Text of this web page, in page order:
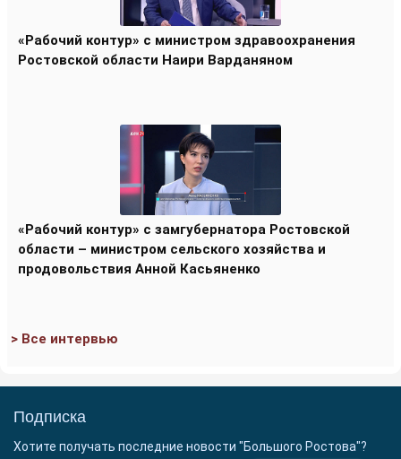
«Рабочий контур» с министром здравоохранения
Ростовской области Наири Варданяном
«Рабочий контур» с замгубернатора Ростовской
области – министром сельского хозяйства и
продовольствия Анной Касьяненко
> Все интервью
Подписка
Хотите получать последние новости "Большого Ростова"?